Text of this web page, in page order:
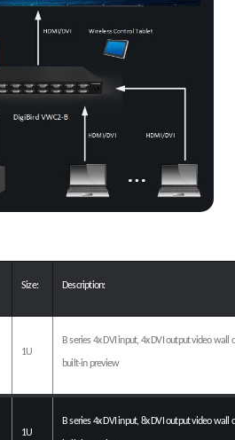
Size: Description:
1U
B series 4x DVI input, 4x DVI output video wall
built-in preview
1U
B series 4x DVI input, 8x DVI output video wall